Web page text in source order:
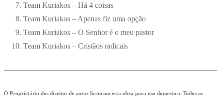
Team Kuriakos – Há 4 coisas
Team Kuriakos – Apenas fiz uma opção
Team Kuriakos – O Senhor é o meu pastor
Team Kuriakos – Cristãos radicais
O Proprietário dos direitos de autor licenciou esta obra para uso domestico. Todos os